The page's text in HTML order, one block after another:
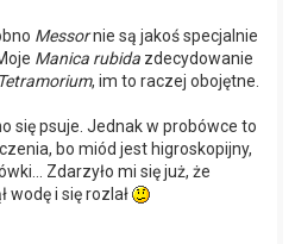
Messornie są jakoś specjalnie
Manica rubida zdecydowanie
Tetramorium, im to raczej obojętne.
się psuje. Jednak w probówce to
bo miód jest higroskopijny,
Zdarzyło mi się już, że
wodę i się rozlał